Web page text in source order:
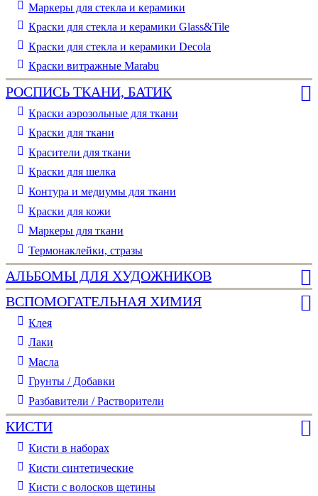
Маркеры для стекла и керамики
Краски для стекла и керамики Glass&Tile
Краски для стекла и керамики Decola
Краски витражные Marabu
РОСПИСЬ ТКАНИ, БАТИК
Краски аэрозольные для ткани
Краски для ткани
Красители для ткани
Краски для шелка
Контура и медиумы для ткани
Краски для кожи
Маркеры для ткани
Термонаклейки, стразы
АЛЬБОМЫ ДЛЯ ХУДОЖНИКОВ
ВСПОМОГАТЕЛЬНАЯ ХИМИЯ
Клея
Лаки
Масла
Грунты / Добавки
Разбавители / Растворители
КИСТИ
Кисти в наборах
Кисти синтетические
Кисти с волосков щетины